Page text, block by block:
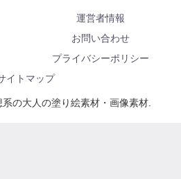
運営者情報
お問い合わせ
プライバシーポリシー
イトマップ
の大人の塗り絵素材・画像素材.